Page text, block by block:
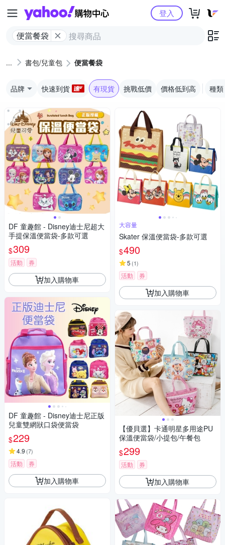
Yahoo購物中心
便當餐袋
登入
書包/兒童包 便當餐袋
品牌 快速到貨 有現貨 挑戰低價 價格低到高 種類
DF 童趣館 - Disney迪士尼超大
手提保溫便當袋-多款可選
$309
活動 券
加入購物車
DF 童趣館 - Disney迪士尼正版
兒童雙網狀口袋便當袋
$229
4.9 (7)
活動 券
加入購物車
大容量
Skater 保溫便當袋-多款可選
$490
5 (1)
活動 券
加入購物車
【優貝選】卡通明星多用途PU
保溫便當袋/小提包/午餐包
$299
活動 券
加入購物車